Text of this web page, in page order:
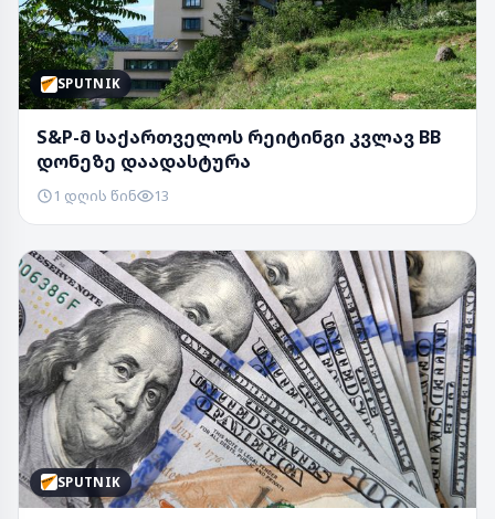
SPUTNIK
S&P-მ საქართველოს რეიტინგი კვლავ BB
დონეზე დაადასტურა
1 დღის წინ 13
SPUTNIK